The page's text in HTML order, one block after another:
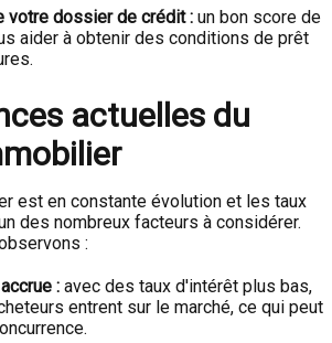
votre dossier de crédit : un bon score de
aider à obtenir des conditions de prêt
actuelles du
est en constante évolution et les taux
des nombreux facteurs à considérer.
:
: avec des taux d'intérêt plus bas,
entrent sur le marché, ce qui peut